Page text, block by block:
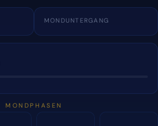
MONDUNTERGANG
MONDPHASEN